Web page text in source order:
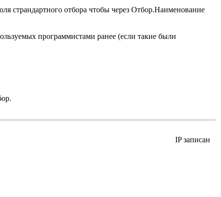
страндартного отбора чтобы через Отбор.Наименование
программистами ранее (если такие были
IP записан